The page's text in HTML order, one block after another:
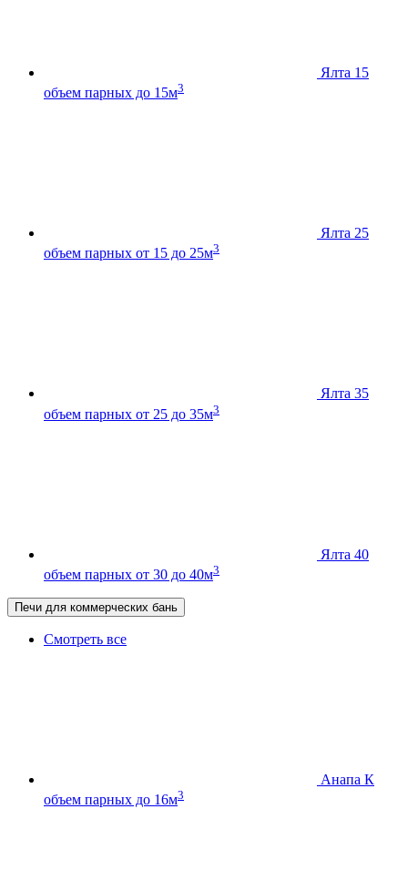
Ялта 15
объем парных до 15м3
Ялта 25
объем парных от 15 до 25м3
Ялта 35
объем парных от 25 до 35м3
Ялта 40
объем парных от 30 до 40м3
Печи для коммерческих бань
Смотреть все
Анапа К
объем парных до 16м3